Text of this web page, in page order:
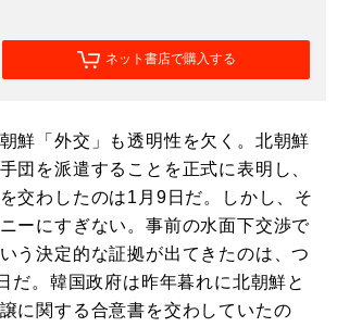
ネット書店で購入する
鮮「外交」も透明性を欠く。北朝鮮
団を派遣することを正式に表明し、
交わしたのは1月9日だ。しかし、そ
ーにすぎない。事前の水面下交渉で
う決定的な証拠が出てきたのは、つ
だ。韓国政府は昨年暮れに北朝鮮と
に関する合意書を交わしていたの